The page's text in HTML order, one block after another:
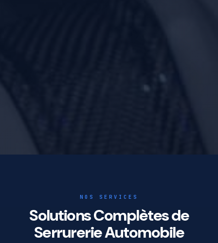
NOS SERVICES
Solutions Complètes de
Serrurerie Automobile